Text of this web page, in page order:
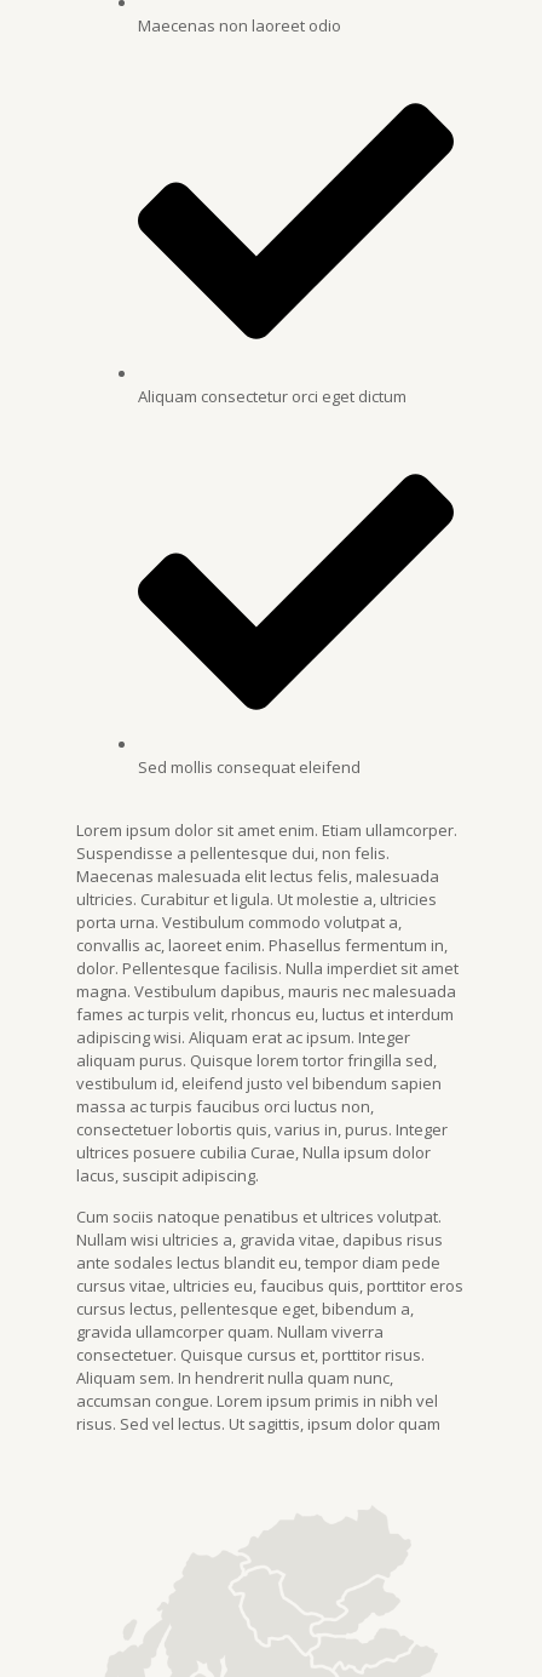
Maecenas non laoreet odio
Aliquam consectetur orci eget dictum
Sed mollis consequat eleifend
Lorem ipsum dolor sit amet enim. Etiam ullamcorper.
Suspendisse a pellentesque dui, non felis.
Maecenas malesuada elit lectus felis, malesuada
ultricies. Curabitur et ligula. Ut molestie a, ultricies
porta urna. Vestibulum commodo volutpat a,
convallis ac, laoreet enim. Phasellus fermentum in,
dolor. Pellentesque facilisis. Nulla imperdiet sit amet
magna. Vestibulum dapibus, mauris nec malesuada
fames ac turpis velit, rhoncus eu, luctus et interdum
adipiscing wisi. Aliquam erat ac ipsum. Integer
aliquam purus. Quisque lorem tortor fringilla sed,
vestibulum id, eleifend justo vel bibendum sapien
massa ac turpis faucibus orci luctus non,
consectetuer lobortis quis, varius in, purus. Integer
ultrices posuere cubilia Curae, Nulla ipsum dolor
lacus, suscipit adipiscing.
Cum sociis natoque penatibus et ultrices volutpat.
Nullam wisi ultricies a, gravida vitae, dapibus risus
ante sodales lectus blandit eu, tempor diam pede
cursus vitae, ultricies eu, faucibus quis, porttitor eros
cursus lectus, pellentesque eget, bibendum a,
gravida ullamcorper quam. Nullam viverra
consectetuer. Quisque cursus et, porttitor risus.
Aliquam sem. In hendrerit nulla quam nunc,
accumsan congue. Lorem ipsum primis in nibh vel
risus. Sed vel lectus. Ut sagittis, ipsum dolor quam